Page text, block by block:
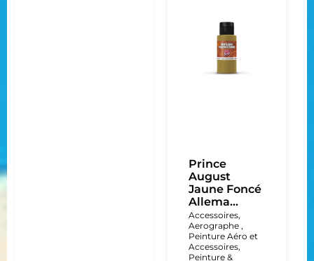
Prince
August
Jaune Foncé
Allema...
Accessoires,
Aerographe ,
Peinture Aéro et
Accessoires,
Peinture &